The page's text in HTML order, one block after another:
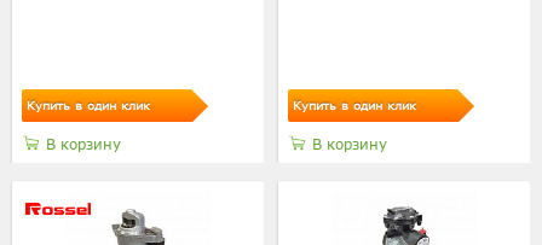
Купить в один клик
В корзину
Купить в один клик
В корзину